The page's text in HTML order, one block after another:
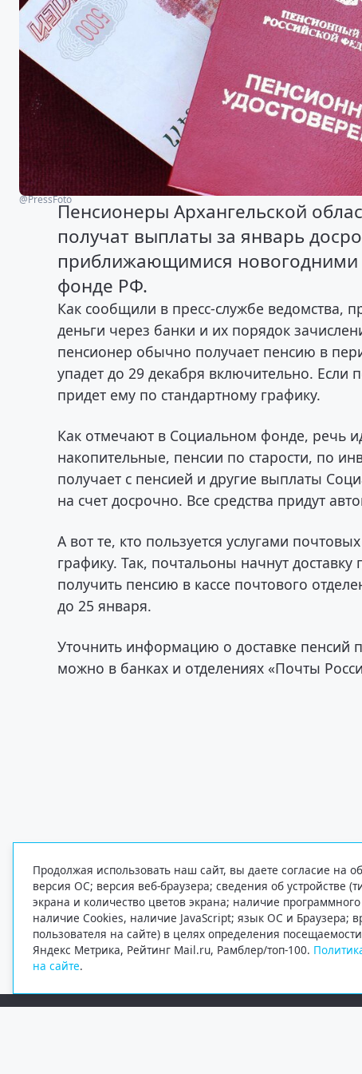
@PressFotoПенсионеры Архангельской
получат выплаты за январь
приближающимися новогодними
фонде РФ.
Как сообщили в пресс-службе ведомства,
деньги через банки и их порядок
пенсионер обычно получает пенсию в
упадет до 29 декабря включительно. Если
придет ему по стандартному графику.
Как отмечают в Социальном фонде, речь
накопительные, пенсии по старости, по
получает с пенсией и другие выплаты
на счет досрочно. Все средства придут
А вот те, кто пользуется услугами
графику. Так, почтальоны начнут
получить пенсию в кассе почтового
до 25 января.
Уточнить информацию о доставке
можно в банках и отделениях «Почты
Продолжая использовать наш сайт, вы даете согласие на
версия ОС; версия веб-браузера; сведения об устройстве
экрана и количество цветов экрана; наличие
наличие Cookies, наличие JavaScript; язык ОС и Браузера;
пользователя на сайте) в целях определения
Яндекс Метрика, Рейтинг Mail.ru, Рамблер/топ-100.
на сайте.